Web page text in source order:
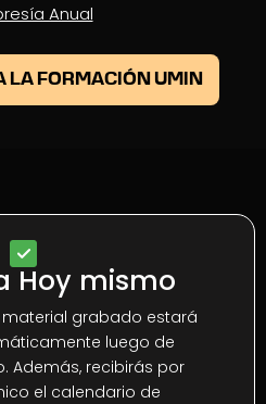
Anual
LA FORMACIÓN UMIN
Hoy mismo
grabado estará
luego de
Además, recibirás por
el calendario de